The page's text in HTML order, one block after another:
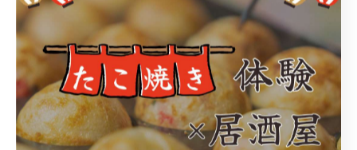
夫が随所に見られます。口コミや評判でも「また食べた
くなる」「家族みんなで楽しめる」と好評で、千葉県た
こ焼きの人気は今後も続いていくでしょう。